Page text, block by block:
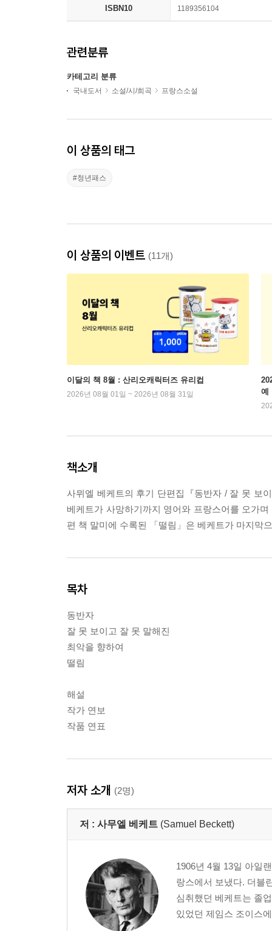
ISBN10 1189356104
관련분류
카테고리 분류
국내도서 소설/시/희곡 프랑스소설
이 상품의 태그
#청년패스
이 상품의 이벤트 (11개)
이달의 책 8월 : 산리오캐릭터즈 유리컵
2026년 08월 01일 ~ 2026년 08월 31일
예
책소개
사뮈엘 베케트의 후기 단편집『동반자 / 잘 못 보
베케트가 사망하기까지 영어와 프랑스어를 오가
편 책 말미에 수록된 「떨림」은 베케트가 마지막
목차
동반자
잘 못 보이고 잘 못 말해진
최악을 향하여
떨림
해설
작가 연보
작품 연표
저자 소개 (2명)
저 : 사무엘 베케트 (Samuel Beckett)
1906년 4월 13일 아일
랑스에서 보냈다. 더블
심취했던 베케트는 졸
있었던 제임스 조이스